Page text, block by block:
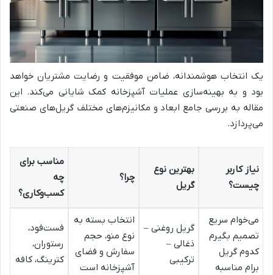
یک انتخاب هوشمندانه، ضامن موفقیت و رضایت مشتریان خواهد
بود و به بهینه‌سازی عملیات آشپزخانه کمک شایانی می‌کند. این
مقاله به بررسی جامع ابعاد و مکانیزم‌های مختلف گریل‌های صنعتی
می‌پردازد.
نیاز کاربر
چیست؟
بهترین نوع
گریل
چرا؟
مناسب برای
چه
کسب‌وکاری؟
می‌خوام سریع
تصمیم بگیرم
کدوم گریل
برام مناسبه
گریل روغنی –
ذغالی –
ترکیبی
انتخاب بسته به
نوع منو، حجم
سفارش و فضای
آشپزخانه است
فست‌فود،
رستوران،
کترینگ، کافه